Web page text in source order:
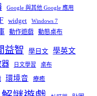
Google 與其他 Google 應用
widget Windows 7
動作遊戲 動態桌布
益智 學日文 學英文
器 日文學習 桌布
環境音 療癒